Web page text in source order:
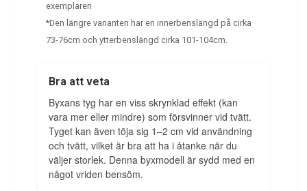
exemplaren
*Den längre varianten har en innerbenslängd på cirka
73-76cm och ytterbenslängd cirka 101-104cm.
Bra att veta
Byxans tyg har en viss skrynklad effekt (kan
vara mer eller mindre) som försvinner vid tvätt.
Tyget kan även töja sig 1–2 cm vid användning
och tvätt, vilket är bra att ha i åtanke när du
väljer storlek. Denna byxmodell är sydd med en
något vriden bensöm.